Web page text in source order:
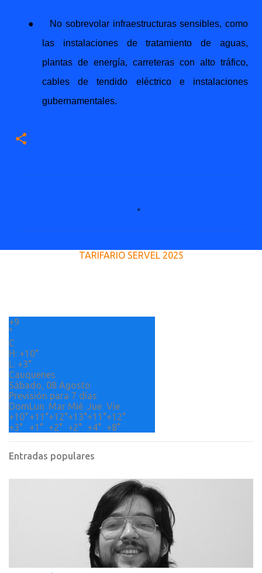
●
No sobrevolar infraestructuras sensibles, como
las instalaciones de tratamiento de aguas,
plantas de energía, carreteras con alto tráfico,
cables de tendido eléctrico e instalaciones
gubernamentales.
s
TARIFARIO SERVEL 2025
+9
°
C
H: +10°
L: +3°
Cauquenes
Sábado, 08 Agosto
Previsión para 7 días
DomLun Mar Mié Jue Vie
+10°+11°+12°+13°+11°+12°
+3° +1° +2° +2° +4° +8°
Entradas populares